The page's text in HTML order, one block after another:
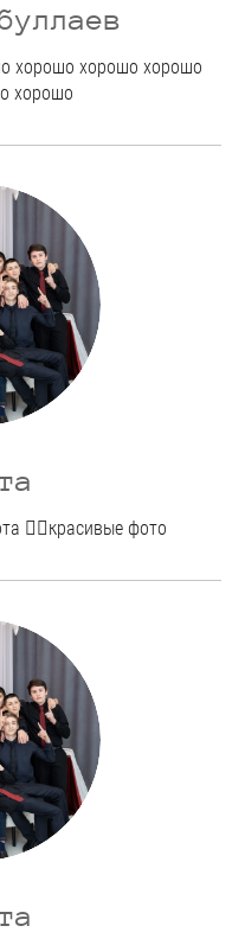
хорошо хорошо хорошо
хорошо
👍🏻красивые фото